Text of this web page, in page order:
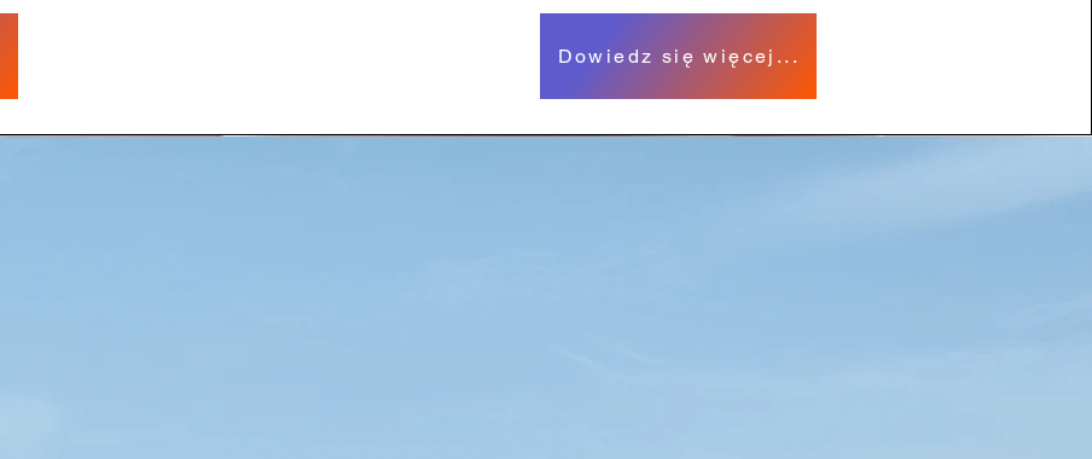
Dowiedz się więcej...